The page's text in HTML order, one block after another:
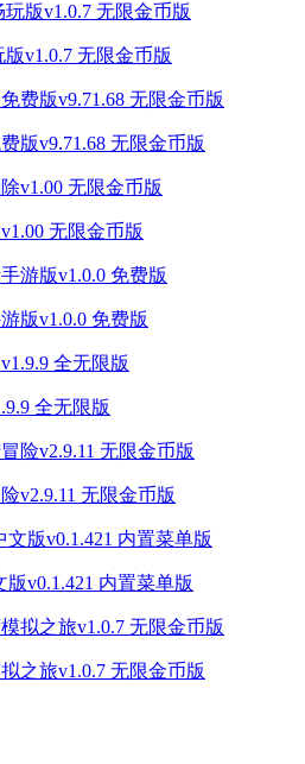
v1.0.7 无限金币版
版v9.71.68 无限金币版
无限金币版
版v1.0.0 免费版
全无限版
v2.9.11 无限金币版
v0.1.421 内置菜单版
之旅v1.0.7 无限金币版